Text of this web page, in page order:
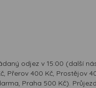
odjez v 15:00 (další
Přerov 400 Kč, Prostějov
Praha 500 Kč).